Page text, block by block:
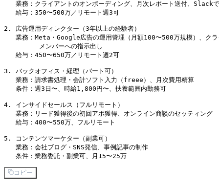
業務：クライアントのオンボーディング、月次レポート送付、Slack
   給与：350〜500万／リモート週3可
2. 広告運用ディレクター（3年以上の経験者）
業務：Meta・Google広告の運用管理（月額100〜500万規模）、クラ
         メンバーへの指示出し
   給与：450〜650万／リモート週2可
3. バックオフィス・経理（パート可）
   業務：請求書処理・会計ソフト入力（freee）、月次費用精算
   条件：週3日〜、時給1,800円〜、扶養範囲内勤務可
4. インサイドセールス（フルリモート）
   業務：リード獲得後の初回アポ獲得、オンライン商談のセッティング
   給与：400〜550万、フルリモート
5. コンテンツマーケター（副業可）
   業務：会社ブログ・SNS発信、事例記事の制作
コピー